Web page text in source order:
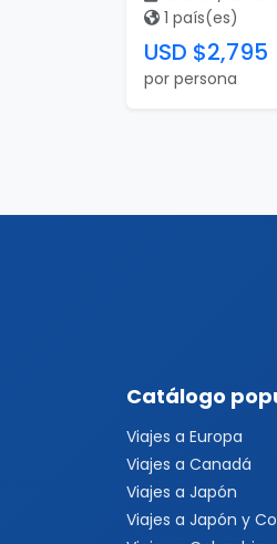
1 país(es)
USD $2,795
por persona
Catálogo
Viajes a Europa
Viajes a Canadá
Viajes a Japón
Viajes a Japón y